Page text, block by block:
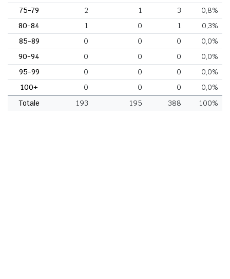
75-79
2 1 3
0,8%
80-84
1 0 1
0,3%
85-89
0 0 0
0,0%
90-94
0 0 0
0,0%
95-99
0 0 0
0,0%
100+
0 0 0
0,0%
Totale
193 195 388 100%